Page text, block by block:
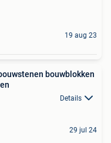
19 aug 23
bouwblokken
Details
29 jul 24